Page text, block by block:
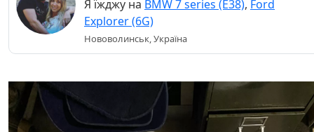
Я їжджу на BMW 7 series (E38), Ford
Explorer (6G)
Нововолинськ, Україна